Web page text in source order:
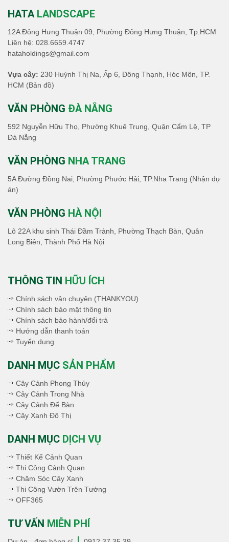
HATA LANDSCAPE
12A Đông Hưng Thuận 09, Phường Đông Hưng Thuận, Tp.HCM
Liên hệ: 028.6659.4747
hataholdings@gmail.com
Vựa cây: 230 Huỳnh Thị Na, Ấp 6, Đông Thạnh, Hóc Môn, TP.
HCM (Bản đồ)
VĂN PHÒNG ĐÀ NẴNG
592 Nguyễn Hữu Thọ, Phường Khuê Trung, Quận Cẩm Lệ, TP
Đà Nẵng
VĂN PHÒNG NHA TRANG
5A Đường Đồng Nai, Phường Phước Hải, TP.Nha Trang (Nhận dự
án)
VĂN PHÒNG HÀ NỘI
Lô 22A khu sinh Thái Đầm Trành, Phường Thạch Bàn, Quân
Long Biên, Thành Phố Hà Nội
THÔNG TIN HỮU ÍCH
Chính sách vận chuyên (THANKYOU)
Chính sách bảo mật thông tin
Chính sách bảo hành/đổi trả
Hướng dẫn thanh toán
Tuyển dụng
DANH MỤC SẢN PHẨM
Cây Cảnh Phong Thủy
Cây Cảnh Trong Nhà
Cây Cảnh Để Bàn
Cây Xanh Đô Thị
DANH MỤC DỊCH VỤ
Thiết Kế Cảnh Quan
Thi Công Cảnh Quan
Chăm Sóc Cây Xanh
Thi Công Vườn Trên Tường
OFF365
TƯ VẤN MIỄN PHÍ